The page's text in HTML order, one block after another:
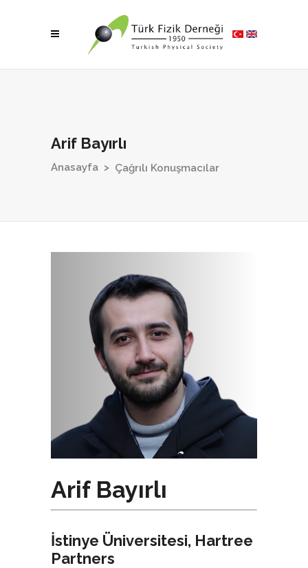
Arif Bayırlı
Anasayfa > Çağrılı Konuşmacılar
Arif Bayırlı
İstinye Üniversitesi, Hartree
Partners